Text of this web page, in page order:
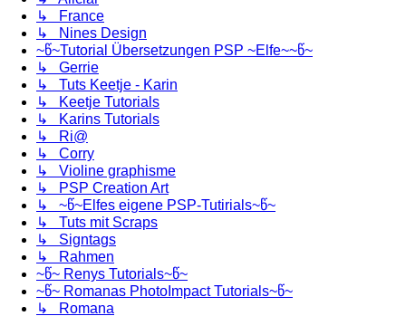
↳ France
↳ Nines Design
~წ~Tutorial Übersetzungen PSP ~Elfe~~წ~
↳ Gerrie
↳ Tuts Keetje - Karin
↳ Keetje Tutorials
↳ Karins Tutorials
↳ Ri@
↳ Corry
↳ Violine graphisme
↳ PSP Creation Art
↳ ~წ~Elfes eigene PSP-Tutirials~წ~
↳ Tuts mit Scraps
↳ Signtags
↳ Rahmen
~წ~ Renys Tutorials~წ~
~წ~ Romanas PhotoImpact Tutorials~წ~
↳ Romana